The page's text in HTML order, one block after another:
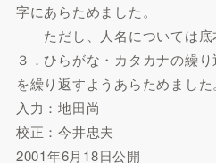
字にあらためました。
ただし、人名については底
３．ひらがな・カタカナの繰
を繰り返すようあらためました
入力：地田尚
校正：今井忠夫
2001年6月18日公開